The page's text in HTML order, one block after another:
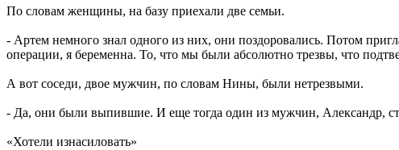
По словам женщины, на базу приехали две семьи.
- Артем немного знал одного из них, они поздоровались. Потом
операции, я беременна. То, что мы были абсолютно трезвы, что
А вот соседи, двое мужчин, по словам Нины, были нетрезвыми.
- Да, они были выпившие. И еще тогда один из мужчин, Александр,
«Хотели изнасиловать»